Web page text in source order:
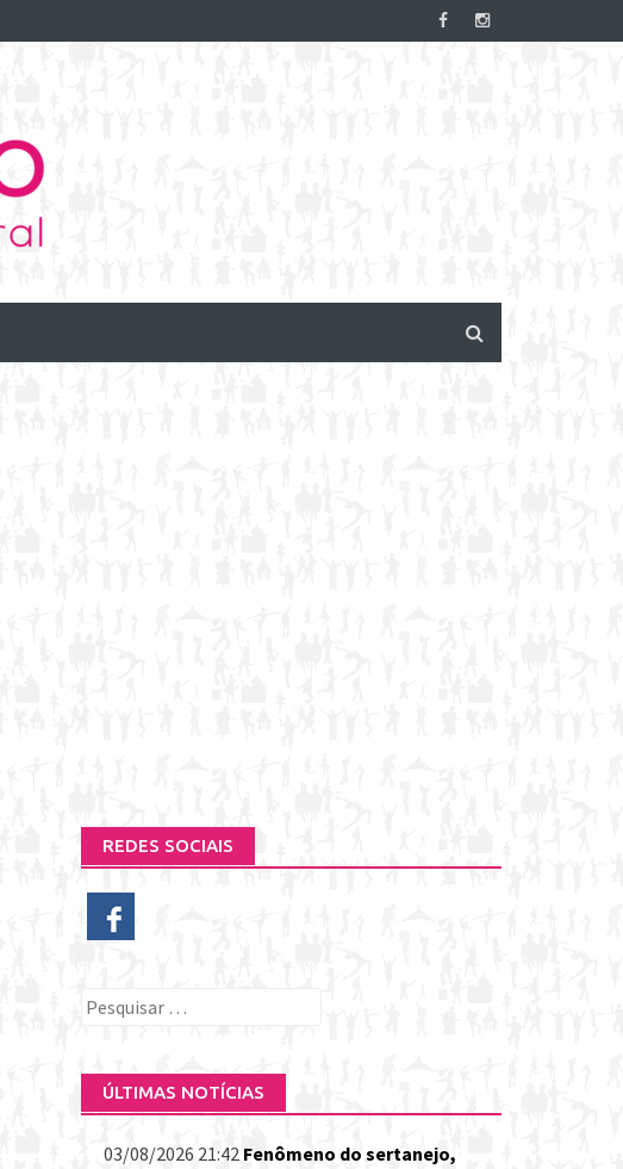
REDES SOCIAIS
Pesquisar
ÚLTIMAS NOTÍCIAS
03/08/2026 21:42 Fenômeno do sertanejo,